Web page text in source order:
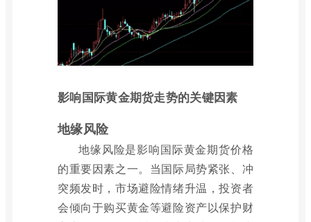
影响国际黄金期货走势的关键因素
地缘风险
地缘风险是影响国际黄金期货价格
的重要因素之一。当国际局势紧张、冲
突频发时，市场避险情绪升温，投资者
会倾向于购买黄金等避险资产以保护财